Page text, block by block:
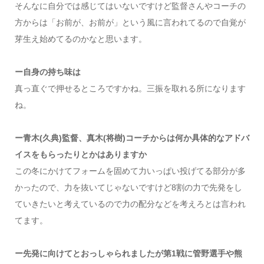
そんなに自分では感じてはいないですけど監督さんやコーチの
方からは「お前が、お前が」という風に言われてるので自覚が
芽生え始めてるのかなと思います。
ー自身の持ち味は
真っ直ぐで押せるところですかね。三振を取れる所になります
ね。
ー青木(久典)監督、真木(将樹)コーチからは何か具体的なアドバ
イスをもらったりとかはありますか
この冬にかけてフォームを固めて力いっぱい投げてる部分が多
かったので、力を抜いてじゃないですけど8割の力で先発をし
ていきたいと考えているので力の配分などを考えろとは言われ
てます。
ー先発に向けてとおっしゃられましたが第1戦に管野選手や熊